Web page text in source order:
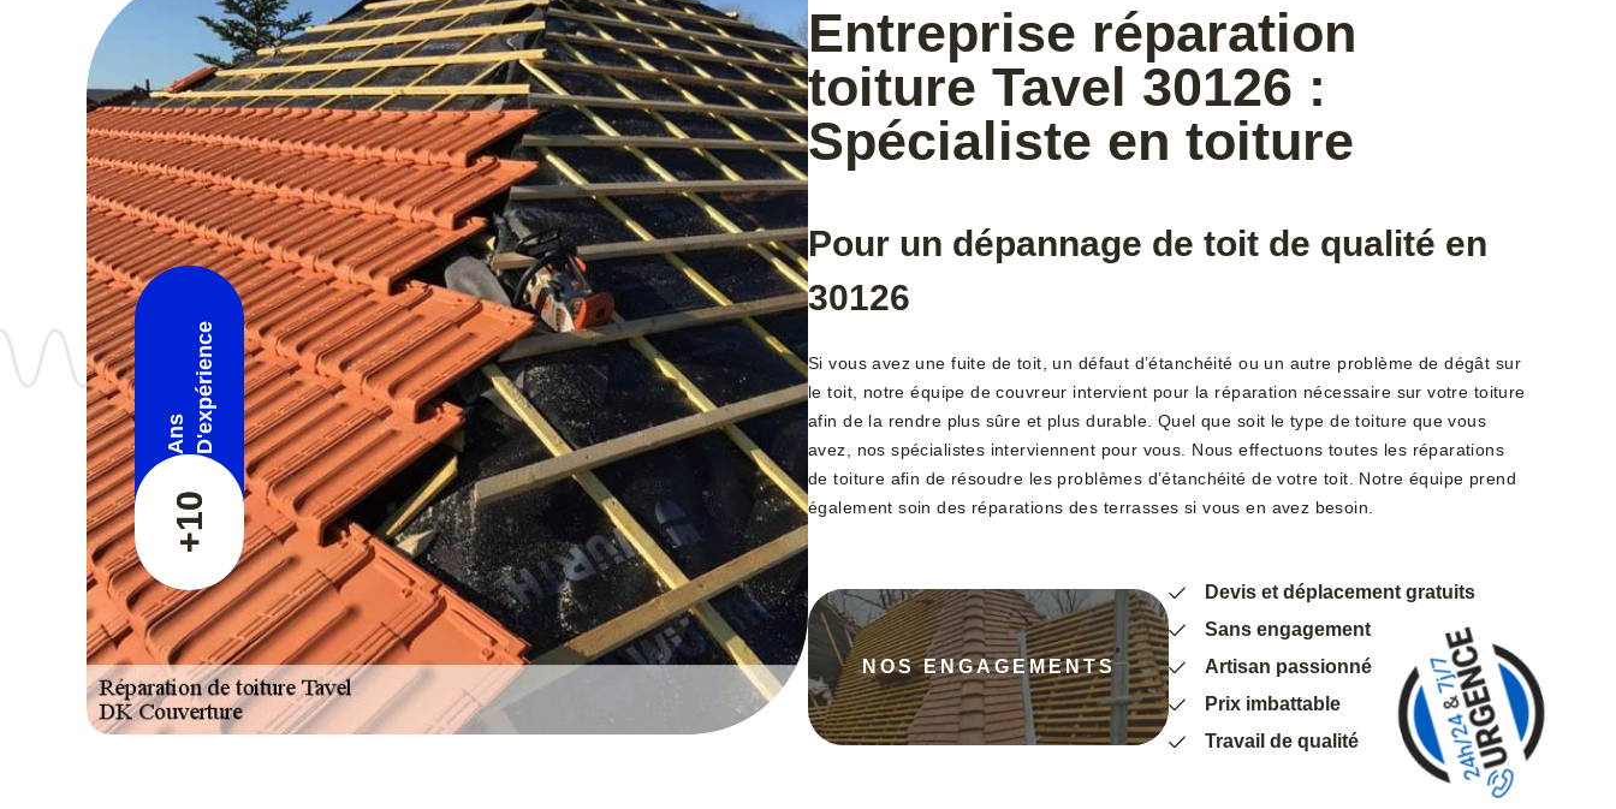
+10
Ans D'expérience
Entreprise réparation
toiture Tavel 30126 :
Spécialiste en toiture
Pour un dépannage de toit de qualité en
30126
Si vous avez une fuite de toit, un défaut d’étanchéité ou un autre problème de dégât sur
le toit, notre équipe de couvreur intervient pour la réparation nécessaire sur votre toiture
afin de la rendre plus sûre et plus durable. Quel que soit le type de toiture que vous
avez, nos spécialistes interviennent pour vous. Nous effectuons toutes les réparations
de toiture afin de résoudre les problèmes d’étanchéité de votre toit. Notre équipe prend
également soin des réparations des terrasses si vous en avez besoin.
NOS ENGAGEMENTS
Devis et déplacement gratuits
Sans engagement
Artisan passionné
Prix imbattable
Travail de qualité